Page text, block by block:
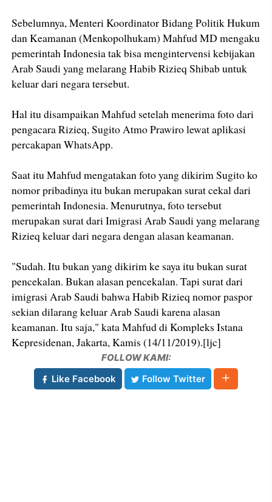
Sebelumnya, Menteri Koordinator Bidang Politik Hukum
dan Keamanan (Menkopolhukam) Mahfud MD mengaku
pemerintah Indonesia tak bisa mengintervensi kebijakan
Arab Saudi yang melarang Habib Rizieq Shibab untuk
keluar dari negara tersebut.
Hal itu disampaikan Mahfud setelah menerima foto dari
pengacara Rizieq, Sugito Atmo Prawiro lewat aplikasi
percakapan WhatsApp.
Saat itu Mahfud mengatakan foto yang dikirim Sugito ko
nomor pribadinya itu bukan merupakan surat cekal dari
pemerintah Indonesia. Menurutnya, foto tersebut
merupakan surat dari Imigrasi Arab Saudi yang melarang
Rizieq keluar dari negara dengan alasan keamanan.
"Sudah. Itu bukan yang dikirim ke saya itu bukan surat
pencekalan. Bukan alasan pencekalan. Tapi surat dari
imigrasi Arab Saudi bahwa Habib Rizieq nomor paspor
sekian dilarang keluar Arab Saudi karena alasan
keamanan. Itu saja," kata Mahfud di Kompleks Istana
Kepresidenan, Jakarta, Kamis (14/11/2019).[ljc]
FOLLOW KAMI:
Like Facebook
Follow Twitter